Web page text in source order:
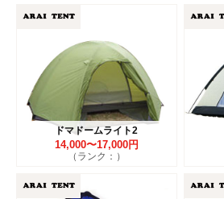
ドマドームライト2
14,000〜17,000円
（ランク：）